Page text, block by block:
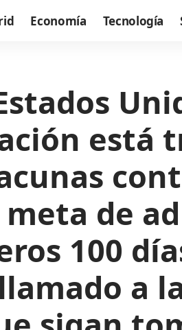
Economía Tecnología
está
meta de
100
a